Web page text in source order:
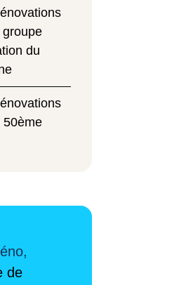
groupe
du
50ème
de